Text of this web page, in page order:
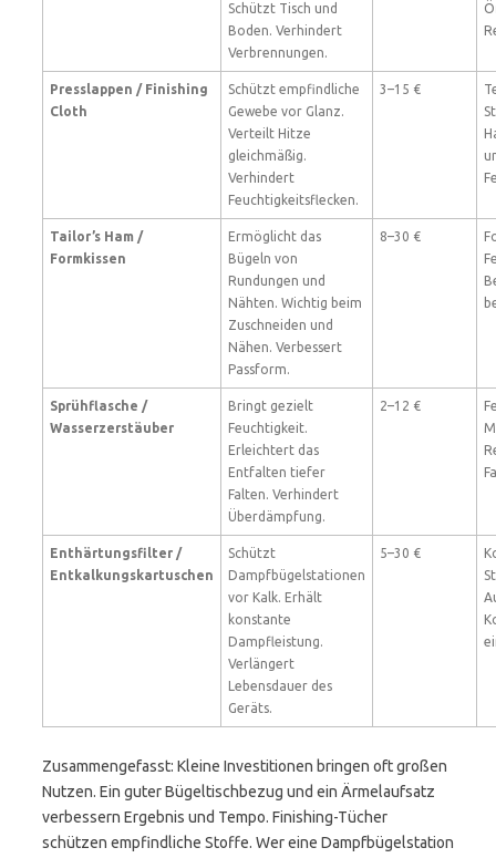
Schützt Tisch und
Boden. Verhindert
Verbrennungen.
Presslappen / Finishing
Cloth
Schützt empfindliche
Gewebe vor Glanz.
Verteilt Hitze
gleichmäßig.
Verhindert
Feuchtigkeitsflecken.
3–15 €
Tailor’s Ham /
Formkissen
Ermöglicht das
Bügeln von
Rundungen und
Nähten. Wichtig beim
Zuschneiden und
Nähen. Verbessert
Passform.
8–30 €
Sprühflasche /
Wasserzerstäuber
Bringt gezielt
Feuchtigkeit.
Erleichtert das
Entfalten tiefer
Falten. Verhindert
Überdämpfung.
2–12 €
Enthärtungsfilter /
Entkalkungskartuschen
Schützt
Dampfbügelstationen
vor Kalk. Erhält
konstante
Dampfleistung.
Verlängert
Lebensdauer des
Geräts.
5–30 €
Zusammengefasst: Kleine Investitionen bringen oft großen
Nutzen. Ein guter Bügeltischbezug und ein Ärmelaufsatz
verbessern Ergebnis und Tempo. Finishing-Tücher
schützen empfindliche Stoffe. Wer eine Dampfbügelstation